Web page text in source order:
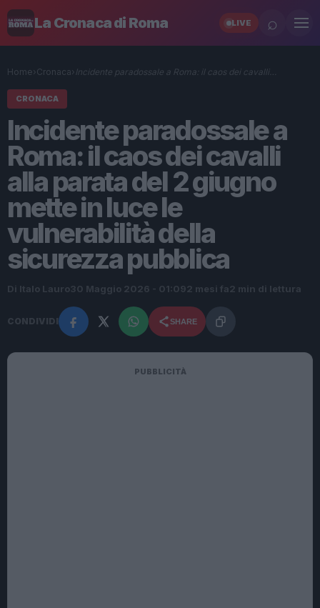
La Cronaca di Roma LIVE ⌕
Home› Cronaca› Incidente paradossale a Roma: il caos dei cavalli…
CRONACA
Incidente paradossale a
Roma: il caos dei cavalli
alla parata del 2 giugno
mette in luce le
vulnerabilità della
sicurezza pubblica
Di Italo Lauro30 Maggio 2026 - 01:092 mesi fa2 min di lettura
CONDIVIDI SHARE
PUBBLICITÀ